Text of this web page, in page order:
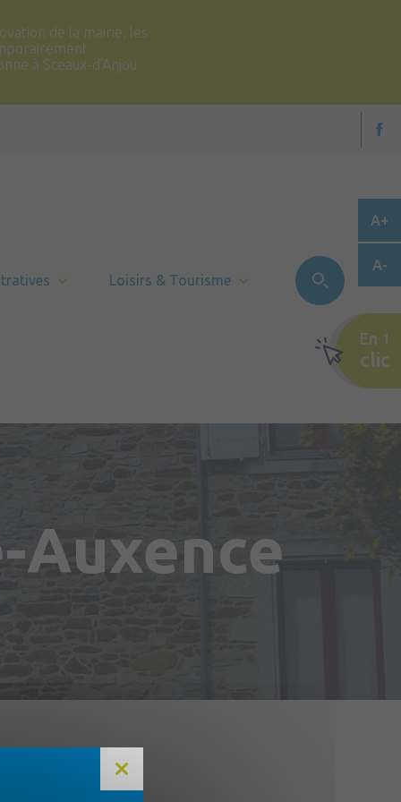
de la mairie, les
à Sceaux-d’Anjou
Loisirs & Tourisme
Auxence
A+
A-
En 1
clic